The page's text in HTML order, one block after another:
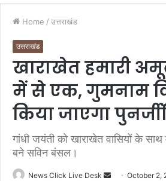
Home / उत्तराखंड
उत्तराखंड
खाराखेत हमारी
में से एक, गुमनाम
किया जाएगा
गांधी जयंती को खाराखेत वासियों के
बने सविन बंसल।
News Click Live Desk October 2,